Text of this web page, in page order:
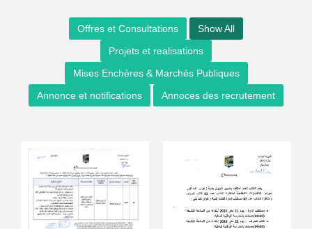
Show All
Offres et Consultations
Projets et realisations
Mises Enchères & Marchés Publiques
Annoces des recrutement
Annonce et notifications